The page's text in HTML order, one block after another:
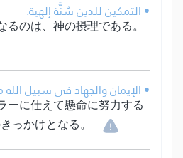
• التمكين للدين سُنَّة إلهية.
のは、神の摂理である。
• الإيمان والجهاد في سبيل
ーに仕えて懸命に努力する
っかけとなる。